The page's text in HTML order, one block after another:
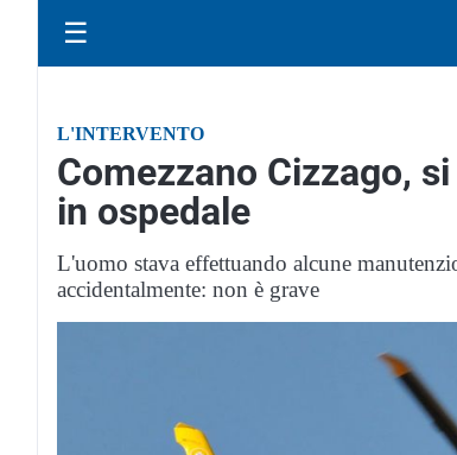
☰
L'INTERVENTO
Comezzano Cizzago,
in ospedale
L'uomo stava effettuando alcune
accidentalmente: non è grave